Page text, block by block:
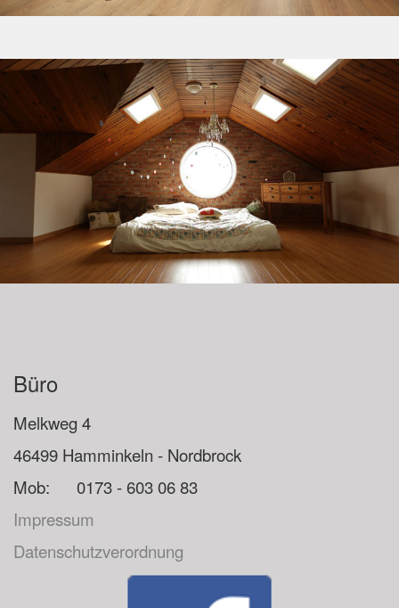
Büro
Melkweg 4
46499 Hamminkeln - Nordbrock
Mob: 0173 - 603 06 83
Impressum
Datenschutzverordnung